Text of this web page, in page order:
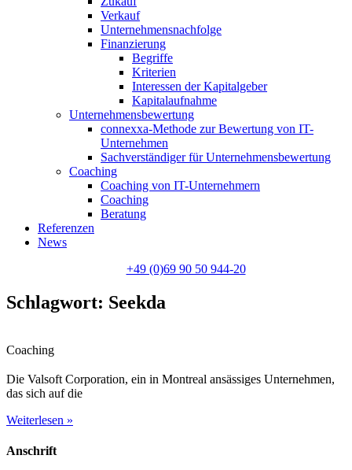
Verkauf
Unternehmensnachfolge
Finanzierung
Begriffe
Kriterien
Interessen der Kapitalgeber
Kapitalaufnahme
Unternehmensbewertung
connexxa-Methode zur Bewertung von IT-
Unternehmen
Sachverständiger für Unternehmensbewertung
Coaching
Coaching von IT-Unternehmern
Coaching
Beratung
Referenzen
News
+49 (0)69 90 50 944-20
Schlagwort: Seekda
Coaching
Die Valsoft Corporation, ein in Montreal ansässiges Unternehmen,
das sich auf die
Weiterlesen »
Anschrift